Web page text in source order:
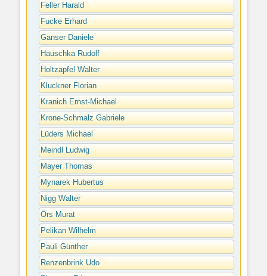
Feller Harald
Fucke Erhard
Ganser Daniele
Hauschka Rudolf
Holtzapfel Walter
Kluckner Florian
Kranich Ernst-Michael
Krone-Schmalz Gabriele
Lüders Michael
Meindl Ludwig
Mayer Thomas
Mynarek Hubertus
Nigg Walter
Örs Murat
Pelikan Wilhelm
Pauli Günther
Renzenbrink Udo